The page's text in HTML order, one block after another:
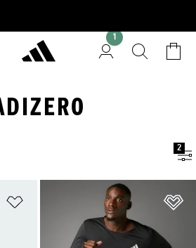
1
2
เพิ่มไปยังรายการสินค้าโปรด